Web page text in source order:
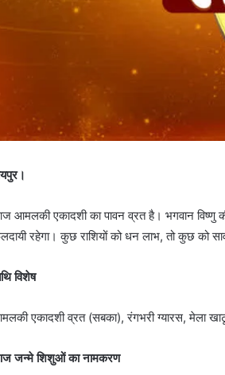
आमलकी एकादशी का पावन व्रत है। भगवान विष्णु
रहेगा। कुछ राशियों को धन लाभ, तो कुछ को
विशेष
एकादशी व्रत (सबका), रंगभरी ग्यारस, मेला
जन्मे शिशुओं का नामकरण